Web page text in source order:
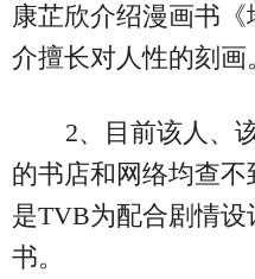
康芷欣介绍漫画书《
介擅长对人性的刻画
2、目前该人、
的书店和网络均查
是TVB为配合剧情
书。